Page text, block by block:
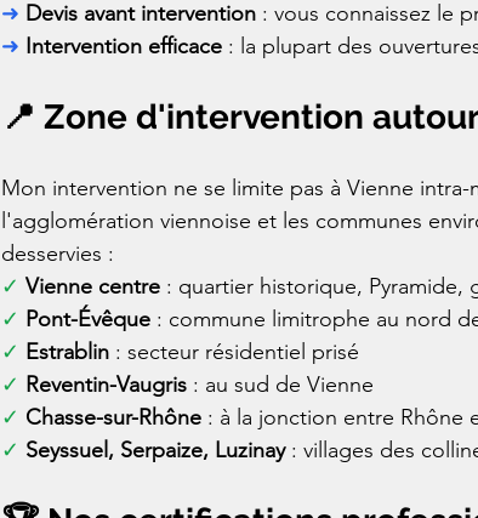
➜ Devis avant intervention : vous connaissez le
➜ Intervention efficace : la plupart des
📍 Zone d'intervention
Mon intervention ne se limite pas à Vienne
l'agglomération viennoise et les communes
desservies :
✓ Vienne centre : quartier historique, Pyramide,
✓ Pont-Évêque : commune limitrophe au nord
✓ Estrablin : secteur résidentiel prisé
✓ Reventin-Vaugris : au sud de Vienne
✓ Chasse-sur-Rhône : à la jonction entre Rhône
✓ Seyssuel, Serpaize, Luzinay : villages des